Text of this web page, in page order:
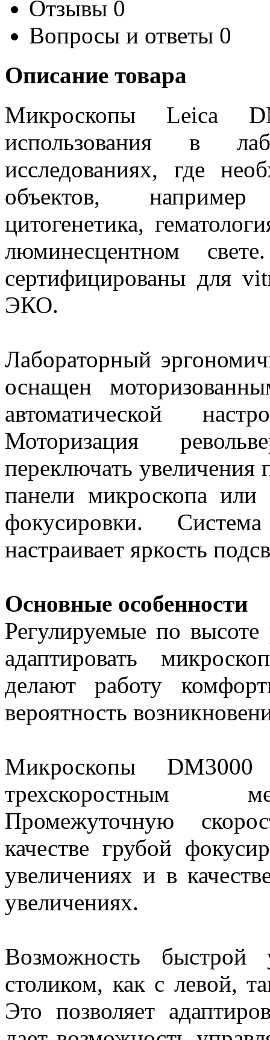
Отзывы 0
Вопросы и ответы 0
Описание товара
Микроскопы Leica
использования в
исследованиях, где
объектов, например
цитогенетика,
люминесцентном
сертифицированы для
ЭКО.
Лабораторный
оснащен
автоматической
Моторизация
переключать
панели микроскопа или
фокусировки.
настраивает яркость
Основные особенности
Регулируемые по
адаптировать
делают работу
вероятность
Микроскопы
трехскоростным
Промежуточную
качестве грубой
увеличениях и в
увеличениях.
Возможность быстрой
столиком, как с левой,
Это позволяет